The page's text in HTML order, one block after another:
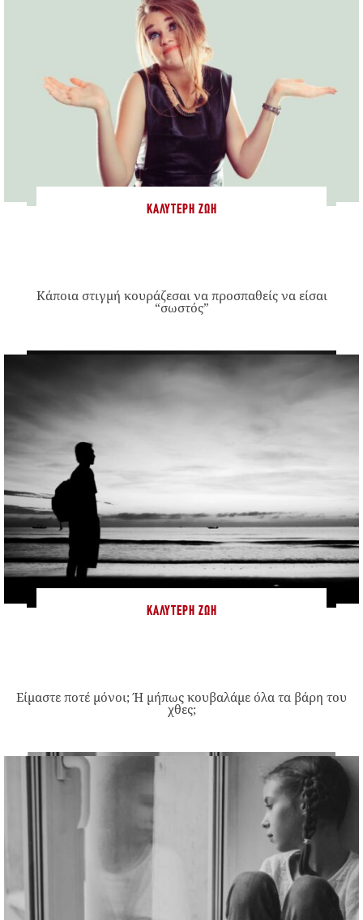
ΚΑΛΎΤΕΡΗ ΖΩΉ
Κάποια στιγμή κουράζεσαι να προσπαθείς να είσαι
“σωστός”
ΚΑΛΎΤΕΡΗ ΖΩΉ
Είμαστε ποτέ μόνοι; Ή μήπως κουβαλάμε όλα τα βάρη του
χθες;